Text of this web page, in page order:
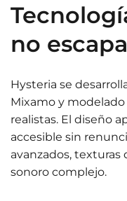
no
Hysteria se
Mixamo y
realistas. El diseño
accesible sin
avanzados,
sonoro complejo.